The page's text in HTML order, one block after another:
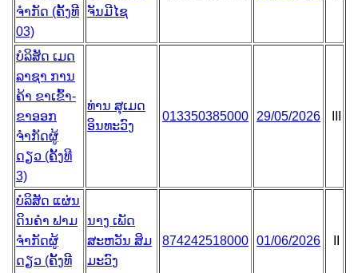
ຈຳກັດ (ຄັ້ງທີ
03)
ຈັນມີໄຊ
ບໍລິສັດ ເມດ
ລາຊາ ການ
ຄ້າ ຂາເຂົ້າ-
ຂາອອກ
ຈຳກັດຜູ້
ດຽວ (ຄັ້ງທີ
3)
ທ່ານ ສຸເມດ
ອິນທະວົງ
013350385000 29/05/2026
ບໍລິສັດ ແຜ່ນ
ດິນຄໍາ ຟາມ
ຈຳກັດຜູ້
ດຽວ (ຄັ້ງທີ
ນາງ ເພັດ
ສະຫວັນ ສິມ
ມະວົງ
874242518000 01/06/2026